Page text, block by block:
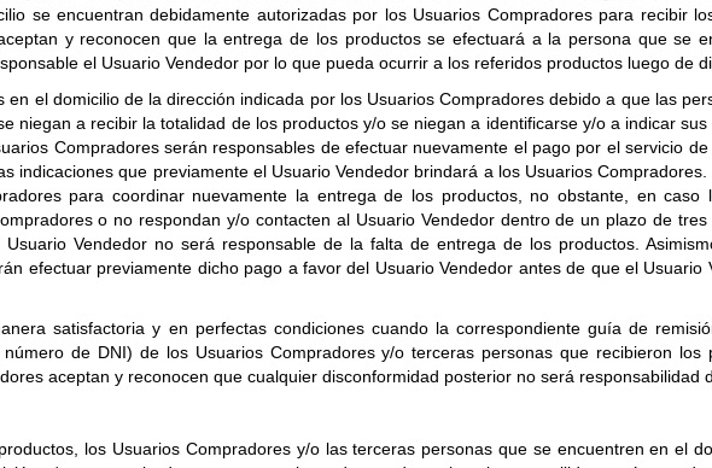
se encuentran debidamente autorizadas por los Usuarios Compradores para recibir
y reconocen que la entrega de los productos se efectuará a la persona que se
el Usuario Vendedor por lo que pueda ocurrir a los referidos productos luego de
el domicilio de la dirección indicada por los Usuarios Compradores debido a que las
niegan a recibir la totalidad de los productos y/o se niegan a identificarse y/o a indicar
Compradores serán responsables de efectuar nuevamente el pago por el servicio
indicaciones que previamente el Usuario Vendedor brindará a los Usuarios
para coordinar nuevamente la entrega de los productos, no obstante, en caso
o no respondan y/o contacten al Usuario Vendedor dentro de un plazo de
Vendedor no será responsable de la falta de entrega de los productos.
efectuar previamente dicho pago a favor del Usuario Vendedor antes de que el
satisfactoria y en perfectas condiciones cuando la correspondiente guía de
de DNI) de los Usuarios Compradores y/o terceras personas que recibieron los
aceptan y reconocen que cualquier disconformidad posterior no será responsabilidad
los Usuarios Compradores y/o las terceras personas que se encuentren en el